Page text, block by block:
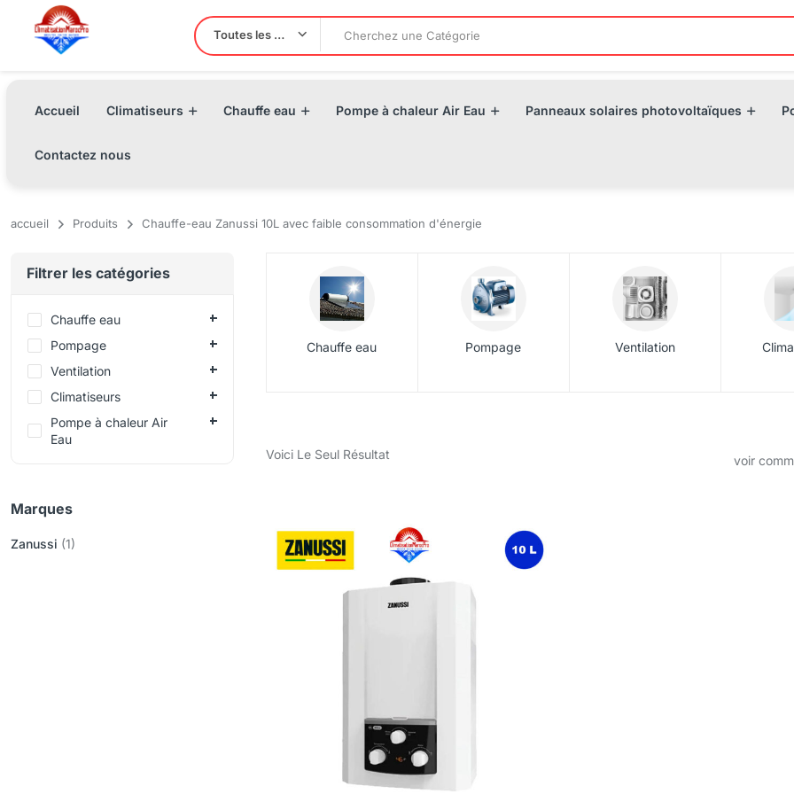
Toutes les Catégories
Accueil Climatiseurs Chauffe eau Pompe à chaleur Air Eau Panneaux solaires photovoltaïques
Contactez nous
accueil Produits Chauffe-eau Zanussi 10L avec faible consommation d'énergie
Chauffe eau Pompage Ventilation
Voici Le Seul Résultat voir
Filtrer les catégories
Chauffe eau
Pompage
Ventilation
Climatiseurs
Pompe à chaleur Air
Eau
Marques
Zanussi (1)